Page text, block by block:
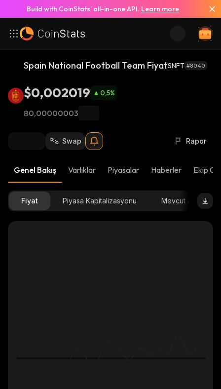
Build with CoinStats’ all-in-one API. Learn more
Spain National Football Team FiyatSNFT #8040
$0,002019 0,5%
฿0,00000003
Swap Rapor
Genel Bakış Varlıklar Piyasalar Haberler Ekip
Fiyat Piyasa Kapitalizasyonu Mevcut arz